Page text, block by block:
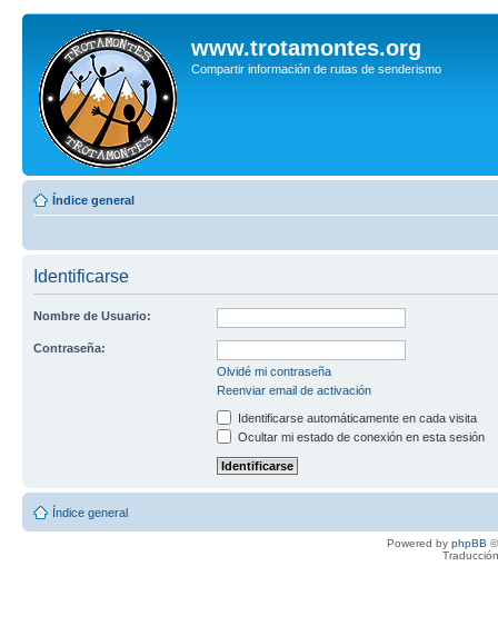
www.trotamontes.org
Compartir información de rutas de senderismo
Índice general
Identificarse
Nombre de Usuario:
Contraseña:
Olvidé mi contraseña
Reenviar email de activación
Identificarse automáticamente en cada visita
Ocultar mi estado de conexión en esta sesión
Índice general
Powered by phpBB